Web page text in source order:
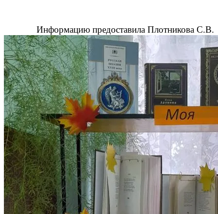
Информацию предоставила Плотникова С.В.